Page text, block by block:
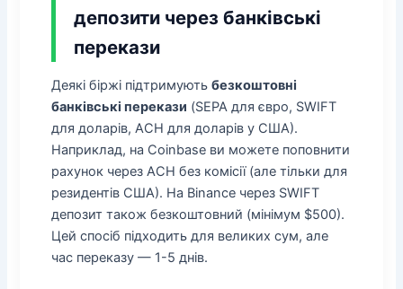
депозити через банківські
перекази
Деякі біржі підтримуютьбезкоштовні
банківські перекази (SEPA для євро, SWIFT
для доларів, ACH для доларів у США).
Наприклад, на Coinbase ви можете поповнити
рахунок через ACH без комісії (але тільки для
резидентів США). На Binance через SWIFT
депозит також безкоштовний (мінімум $500).
Цей спосіб підходить для великих сум, але
час переказу — 1-5 днів.